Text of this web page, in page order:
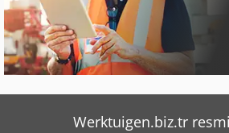
Werktuigen.biz.tr